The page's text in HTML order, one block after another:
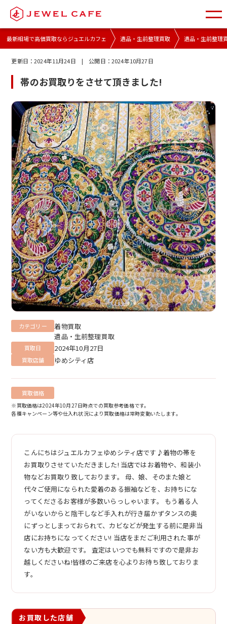
最新相場で高価買取ならジュエルカフェ 遺品・生前整理買取 遺品・生前整理
更新日：2024年11月24日 | 公開日： 2024年10月27日
帯のお買取りをさせて頂きました!
カテゴリー
着物買取
遺品・生前整理買取
買取日 2024年10月27日
買取店舗 ゆめシティ店
買取価格
※買取価格は2024年10月27日時点での買取参考価格です。
各種キャンペーン等や仕入れ状況により買取価格は常時変動いたします。
こんにちはジュエルカフェゆめシティ店です♪着物の帯を
お買取りさせていただきました! 当店ではお着物や、和装小
物などお買取り致しております。 母、娘、そのまた娘と
代々ご使用になられた愛着のある振袖などを、お持ちにな
ってくださるお客様が多数いらっしゃいます。 もう着る人
がいないからと陰干しなど手入れが行き届かずタンスの奥
にずっとしまっておられて、カビなどが発生する前に是非当
店にお持ちになってください! 当店をまだご利用された事が
ない方も大歓迎です。 査定はいつでも無料ですので是非お
越しくださいね!皆様のご来店を心よりお待ち致しておりま
す。
お買取した店舗